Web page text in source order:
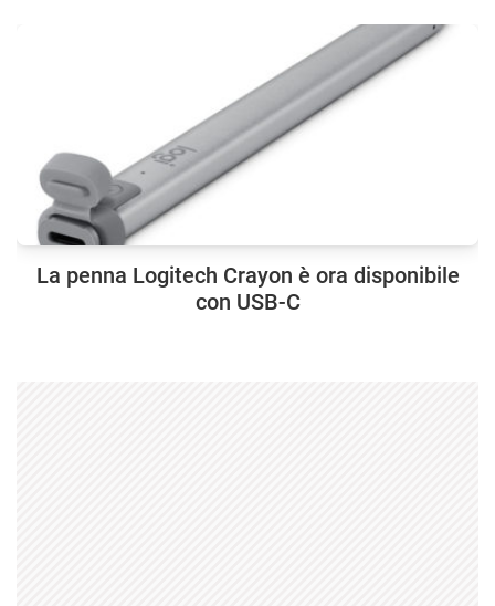
La penna Logitech Crayon è ora disponibile
con USB-C